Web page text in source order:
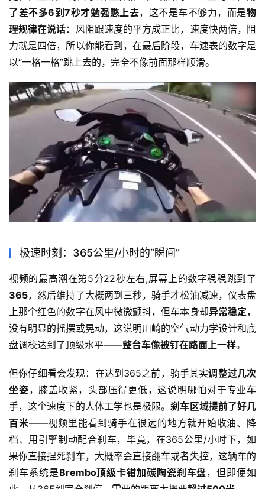
了差不多6到7秒才勉强憋上去，这不是车不够力，而是物
理规律在说话：风阻跟速度的平方成正比，速度快两倍，阻
力就是四倍，所以你能看到，在最后阶段，车速表的数字是
以“一格一格”跳上去的，完全不像前面那样顺滑。
极速时刻：365公里/小时的“瞬间”
视频的最高潮在第5分22秒左右,屏幕上的数字稳稳跳到了
365，然后维持了大概两到三秒，骑手才松油减速，仪表盘
上那个红色的数字在风中微微颤抖，但车本身却异常稳定，
没有明显的摇摆或晃动，这说明川崎的空气动力学设计和底
盘调校达到了顶级水平——整台车像被钉在路面上一样。
但你仔细看会发现：在达到365之前，骑手其实调整过几次
坐姿，膝盖收紧，头部压得更低，这说明哪怕对于专业车
手，这个速度下的人体工学也是极限。刹车区域提前了好几
百米——视频里能看到骑手在很远的地方就开始收油、降
档、用引擎制动配合刹车，毕竟，在365公里/小时下，如
果你直接捏死刹车，大概率会直接翻车或者失控，这辆车的
刹车系统是Brembo顶级卡钳加碳陶瓷刹车盘，但即便如